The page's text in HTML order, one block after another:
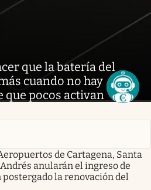
que la batería del
cuando no hay
que pocos activan
de Cartagena, Santa
anularán el ingreso de
postergado la renovación del